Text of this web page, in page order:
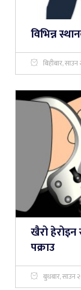
विभिन्न
बिहीबार,
खैरो हेरोइन
पक्राउ
बुधबार, साउन